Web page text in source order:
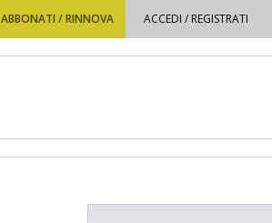
ABBONATI / RINNOVA ACCEDI / REGISTRATI